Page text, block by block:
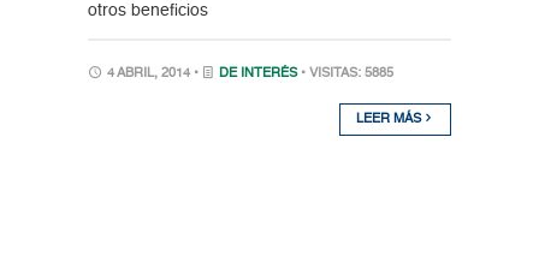
otros beneficios
4 ABRIL, 2014 • DE INTERÉS • VISITAS: 5885
LEER MÁS